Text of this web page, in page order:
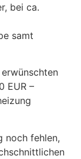
bei ca.
samt
EUR –
noch fehlen,